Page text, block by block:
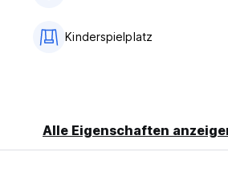
Kinderspielplatz
Alle Eigenschaften